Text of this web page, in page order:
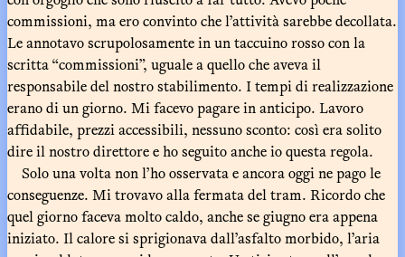
commissioni, ma ero convinto che l’attività sarebbe decollata.
Le annotavo scrupolosamente in un taccuino rosso con la
scritta “commissioni”, uguale a quello che aveva il
responsabile del nostro stabilimento. I tempi di realizzazione
erano di un giorno. Mi facevo pagare in anticipo. Lavoro
affidabile, prezzi accessibili, nessuno sconto: così era solito
dire il nostro direttore e ho seguito anche io questa regola.
Solo una volta non l’ho osservata e ancora oggi ne pago le
conseguenze. Mi trovavo alla fermata del tram. Ricordo che
quel giorno faceva molto caldo, anche se giugno era appena
iniziato. Il calore si sprigionava dall’asfalto morbido, l’aria